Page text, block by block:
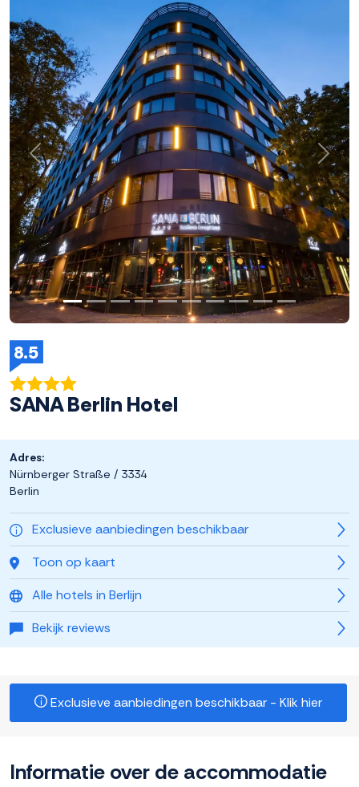
8.5
SANA Berlin Hotel
Exclusieve aanbiedingen beschikbaar
Toon op kaart
Alle hotels in Berlijn
Bekijk reviews
Adres:
Nürnberger Straße / 3334
Berlin
Exclusieve aanbiedingen beschikbaar - Klik hier
Informatie over de accommodatie